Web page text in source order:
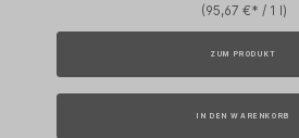
(95,67 €* / 1 l)
ZUM PRODUKT
IN DEN WARENKORB